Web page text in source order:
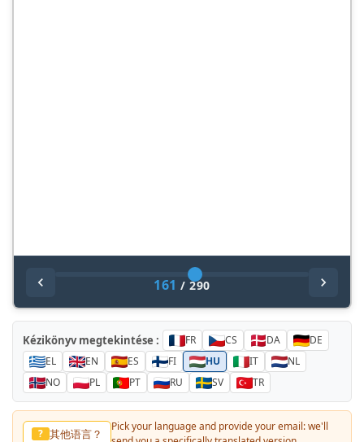
161 /290
Kézikönyv megtekintése : FR CS DA
DE
EL
EN ES FI HU IT
NL
NO
PL PT RU SV TR
? 其他语言？
Pick your language and provide your email: we'll